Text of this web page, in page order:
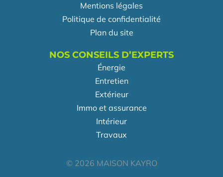
NOS CONSEILS D’EXPERTS
Énergie
Entretien
Extérieur
Immo et assurance
Intérieur
Travaux
Mentions légales
Politique de confidentialité
Plan du site
© 2026 MAISON KAYRO